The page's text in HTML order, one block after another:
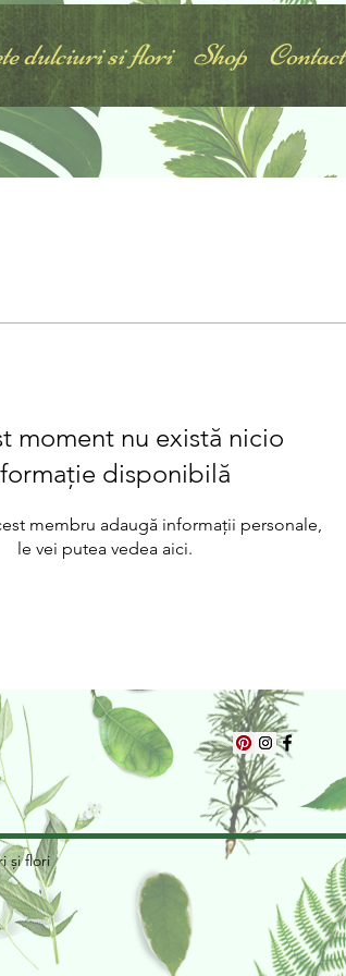
dulciuri si flori Shop Contact
moment nu există nicio
disponibilă
membru adaugă informații personale,
le vei putea vedea aici.
și flori